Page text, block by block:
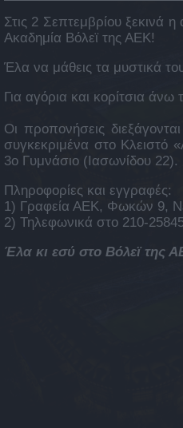
Στις 2 Σεπτεμβρίου ξεκινά η
Ακαδημία Βόλεϊ της ΑΕΚ!
Έλα να μάθεις τα μυστικά
Για αγόρια και κορίτσια
Οι προπονήσεις
συγκεκριμένα στο Κλειστό
3ο Γυμνάσιο (Ιασωνίδου 22).
Πληροφορίες και εγγραφές:
1) Γραφεία ΑΕΚ, Φωκών 9,
2) Τηλεφωνικά στο 210-
Έλα κι εσύ στο Βόλεϊ της